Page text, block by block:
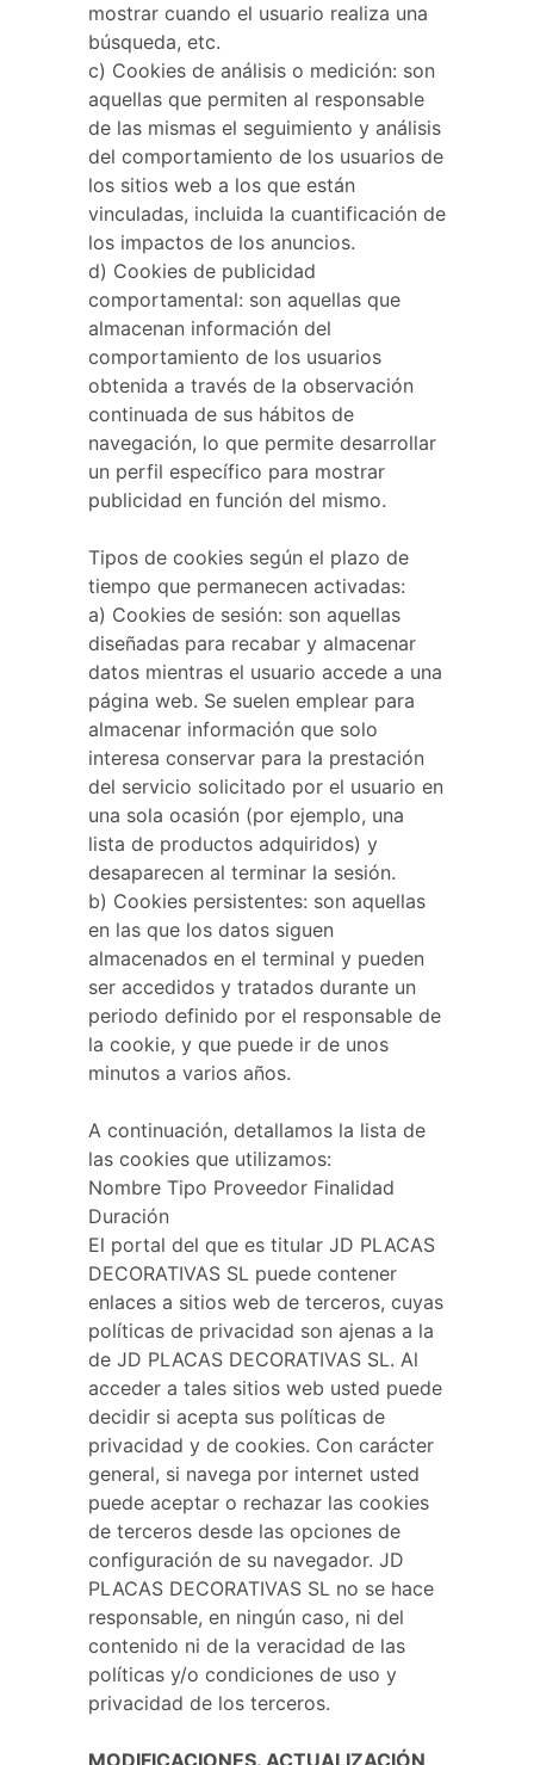
mostrar cuando el usuario realiza una
búsqueda, etc.
c) Cookies de análisis o medición: son
aquellas que permiten al responsable
de las mismas el seguimiento y análisis
del comportamiento de los usuarios de
los sitios web a los que están
vinculadas, incluida la cuantificación de
los impactos de los anuncios.
d) Cookies de publicidad
comportamental: son aquellas que
almacenan información del
comportamiento de los usuarios
obtenida a través de la observación
continuada de sus hábitos de
navegación, lo que permite desarrollar
un perfil específico para mostrar
publicidad en función del mismo.
Tipos de cookies según el plazo de
tiempo que permanecen activadas:
a) Cookies de sesión: son aquellas
diseñadas para recabar y almacenar
datos mientras el usuario accede a una
página web. Se suelen emplear para
almacenar información que solo
interesa conservar para la prestación
del servicio solicitado por el usuario en
una sola ocasión (por ejemplo, una
lista de productos adquiridos) y
desaparecen al terminar la sesión.
b) Cookies persistentes: son aquellas
en las que los datos siguen
almacenados en el terminal y pueden
ser accedidos y tratados durante un
periodo definido por el responsable de
la cookie, y que puede ir de unos
minutos a varios años.
A continuación, detallamos la lista de
las cookies que utilizamos:
Nombre Tipo Proveedor Finalidad
Duración
El portal del que es titular JD PLACAS
DECORATIVAS SL puede contener
enlaces a sitios web de terceros, cuyas
políticas de privacidad son ajenas a la
de JD PLACAS DECORATIVAS SL. Al
acceder a tales sitios web usted puede
decidir si acepta sus políticas de
privacidad y de cookies. Con carácter
general, si navega por internet usted
puede aceptar o rechazar las cookies
de terceros desde las opciones de
configuración de su navegador. JD
PLACAS DECORATIVAS SL no se hace
responsable, en ningún caso, ni del
contenido ni de la veracidad de las
políticas y/o condiciones de uso y
privacidad de los terceros.
MODIFICACIONES. ACTUALIZACIÓN